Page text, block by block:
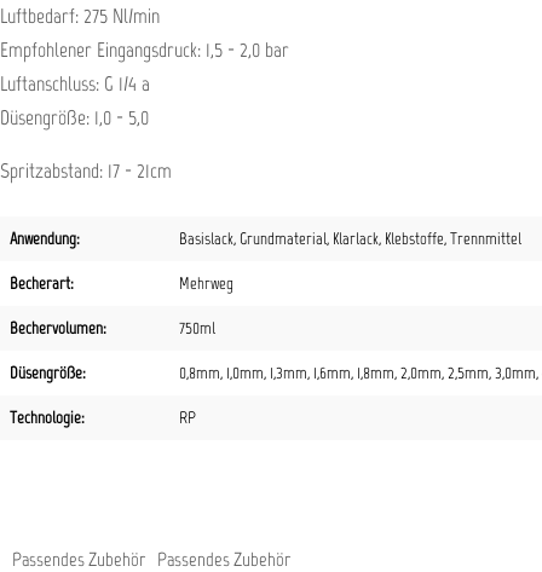
Luftbedarf: 275 Nl/min
Empfohlener Eingangsdruck: 1,5 - 2,0 bar
Luftanschluss: G 1/4 a
Düsengröße: 1,0 - 5,0
Spritzabstand: 17 - 21cm
Anwendung: Basislack, Grundmaterial, Klarlack, Klebstoffe, Trennmittel
Becherart: Mehrweg
Bechervolumen: 750ml
Düsengröße: 0,8mm, 1,0mm, 1,3mm, 1,6mm, 1,8mm, 2,0mm, 2,5mm, 3,0mm,
Technologie: RP
Passendes Zubehör Passendes Zubehör